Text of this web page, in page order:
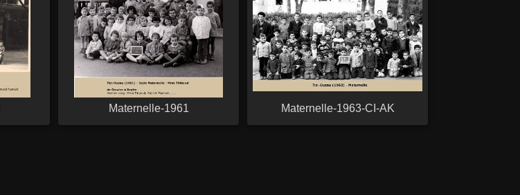
Maternelle-1961 Maternelle-1963-CI-AK